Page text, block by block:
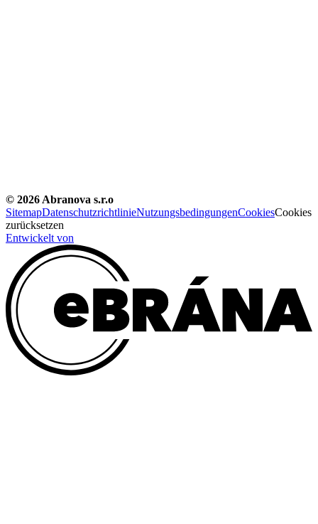
© 2026 Abranova s.r.o
SitemapDatenschutzrichtlinieNutzungsbedingungenCookiesCookies
zurücksetzen
Entwickelt von